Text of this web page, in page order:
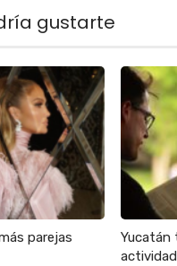
gustarte
parejas
Yucatán